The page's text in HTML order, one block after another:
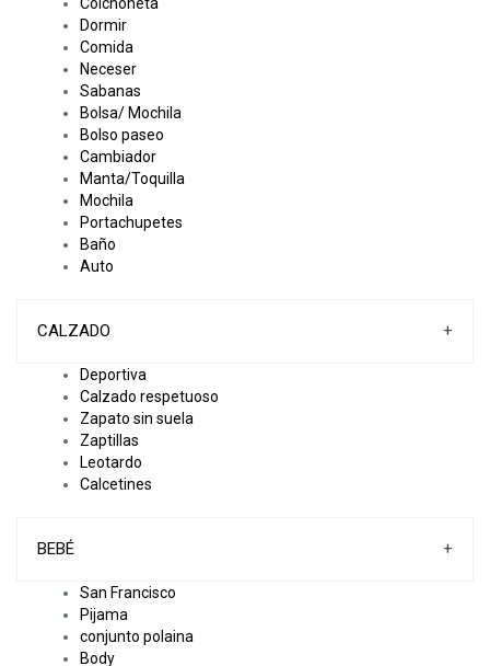
Dormir
Comida
Neceser
Sabanas
Bolsa/ Mochila
Bolso paseo
Cambiador
Manta/Toquilla
Mochila
Portachupetes
Baño
Auto
CALZADO +
Deportiva
Calzado respetuoso
Zapato sin suela
Zaptillas
Leotardo
Calcetines
BEBÉ +
San Francisco
Pijama
conjunto polaina
Body